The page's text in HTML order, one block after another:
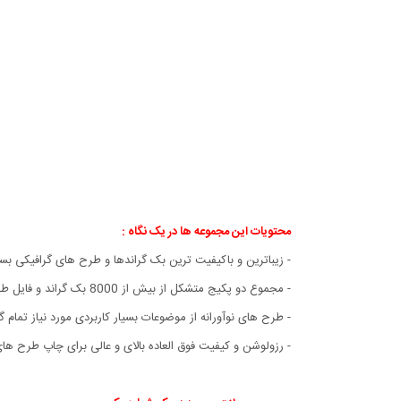
محتویات این مجموعه ها در یک نگاه :
- زیباترین و باکیفیت ترین بک گراندها و طرح های
- مجموع دو پکیج متشکل از بیش از 8000 بک گراند و فایل طرح گرافیکی پس زمینه بسیار با کیفیت و متنوع در قالب بیش از 1000 موضوع و دسته متنوع.
- طرح های نوآورانه از موضوعات بسیار کاربردی مورد نیاز
- رزولوشن و کیفیت فوق العاده بالای و عالی برای چاپ طرح